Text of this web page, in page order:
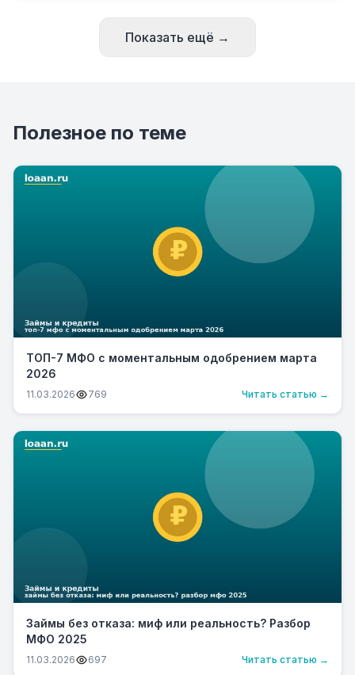
Показать ещё →
Полезное по теме
ТОП-7 МФО с моментальным одобрением марта
2026
11.03.2026 769 Читать статью →
Займы без отказа: миф или реальность? Разбор
МФО 2025
11.03.2026 697 Читать статью →